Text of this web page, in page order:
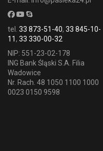
tel. 33 873-51-40, 33 845-10-
11, 33 330-00-32
NIP: 551-23-02-178
ING Bank Śląski S.A. Filia
Wadowice
Nr. Rach. 48 1050 1100 1000
0023 0150 9598